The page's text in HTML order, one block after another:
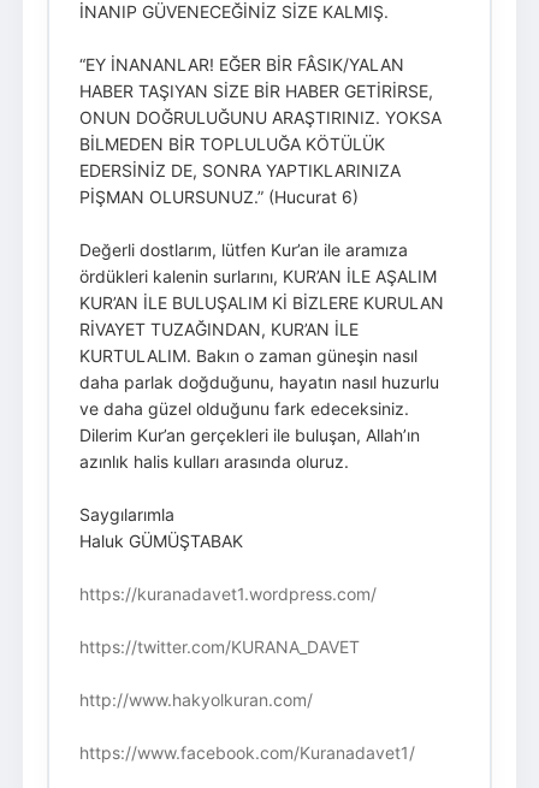
İNANIP GÜVENECEĞİNİZ SİZE KALMIŞ.
“EY İNANANLAR! EĞER BİR FÂSIK/YALAN
HABER TAŞIYAN SİZE BİR HABER GETİRİRSE,
ONUN DOĞRULUĞUNU ARAŞTIRINIZ. YOKSA
BİLMEDEN BİR TOPLULUĞA KÖTÜLÜK
EDERSİNİZ DE, SONRA YAPTIKLARINIZA
PİŞMAN OLURSUNUZ.” (Hucurat 6)
Değerli dostlarım, lütfen Kur’an ile aramıza
ördükleri kalenin surlarını, KUR’AN İLE AŞALIM
KUR’AN İLE BULUŞALIM Kİ BİZLERE KURULAN
RİVAYET TUZAĞINDAN, KUR’AN İLE
KURTULALIM. Bakın o zaman güneşin nasıl
daha parlak doğduğunu, hayatın nasıl huzurlu
ve daha güzel olduğunu fark edeceksiniz.
Dilerim Kur’an gerçekleri ile buluşan, Allah’ın
azınlık halis kulları arasında oluruz.
Saygılarımla
Haluk GÜMÜŞTABAK
https://kuranadavet1.wordpress.com/
https://twitter.com/KURANA_DAVET
http://www.hakyolkuran.com/
https://www.facebook.com/Kuranadavet1/